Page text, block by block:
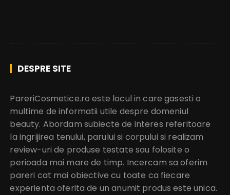
DESPRE SITE
PareriCosmetice.ro este locul in care gasesti o
multime de informatii utile despre domeniul
beauty. Abordam subiecte de interes referitoare
la ingrijirea tenului, parului si corpului si realizam
review-uri de produse testate sau folosite o
perioada mai mare de timp. Incercam sa oferim
pareri cat mai obiective cu toate ca fiecare
experienta oferita de un anumit produs este unica.